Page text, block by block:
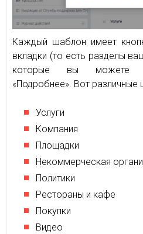
Каждый шаблон имеет
вкладки (то есть разделы
которые вы можете
«Подробнее». Вот
Услуги
Компания
Площадки
Некоммерческая
Политики
Рестораны и кафе
Покупки
Видео